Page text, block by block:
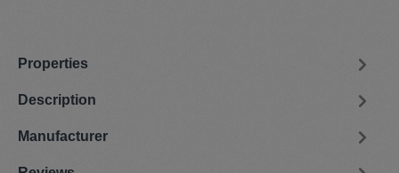
Properties
Description
Manufacturer